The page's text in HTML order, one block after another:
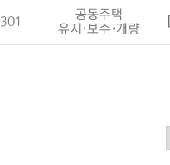
301
공동주택
유지·보수·개량